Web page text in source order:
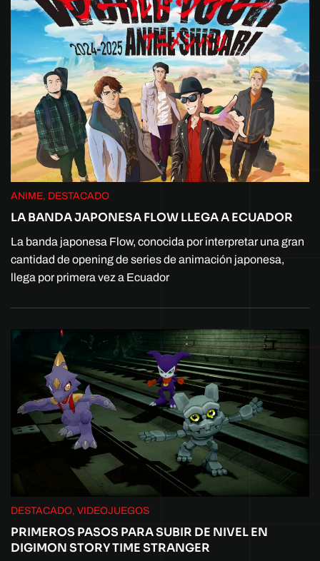
ANIME, DESTACADO
LA BANDA JAPONESA FLOW LLEGA A ECUADOR
La banda japonesa Flow, conocida por interpretar una gran
cantidad de opening de series de animación japonesa,
llega por primera vez a Ecuador
DESTACADO, VIDEOJUEGOS
PRIMEROS PASOS PARA SUBIR DE NIVEL EN
DIGIMON STORY TIME STRANGER